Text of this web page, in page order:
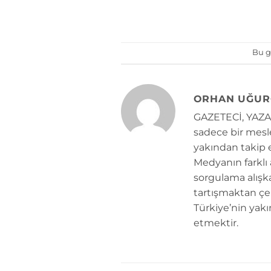
Bu
ORHAN
GAZETECİ,
sadece bir
yakından takip
Medyanın
sorgulama
tartışmaktan
Türkiye’nin
etmektir.